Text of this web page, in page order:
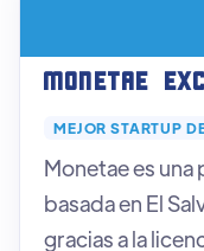
Monetae
MEJOR STARTUP
Monetae es
basada en El
gracias a la